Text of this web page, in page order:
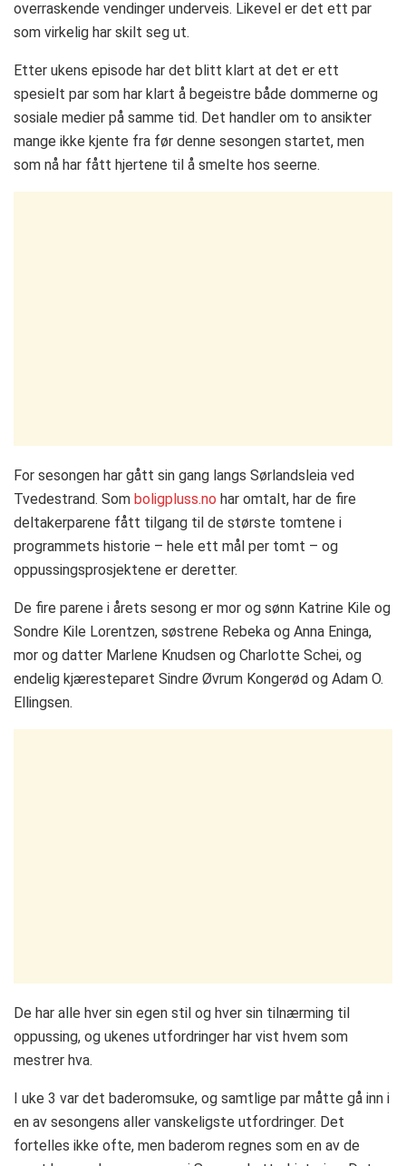
overraskende vendinger underveis. Likevel er det ett par
som virkelig har skilt seg ut.
Etter ukens episode har det blitt klart at det er ett
spesielt par som har klart å begeistre både dommerne og
sosiale medier på samme tid. Det handler om to ansikter
mange ikke kjente fra før denne sesongen startet, men
som nå har fått hjertene til å smelte hos seerne.
For sesongen har gått sin gang langs Sørlandsleia ved
Tvedestrand. Som boligpluss.no har omtalt, har de fire
deltakerparene fått tilgang til de største tomtene i
programmets historie – hele ett mål per tomt – og
oppussingsprosjektene er deretter.
De fire parene i årets sesong er mor og sønn Katrine Kile og
Sondre Kile Lorentzen, søstrene Rebeka og Anna Eninga,
mor og datter Marlene Knudsen og Charlotte Schei, og
endelig kjæresteparet Sindre Øvrum Kongerød og Adam O.
Ellingsen.
De har alle hver sin egen stil og hver sin tilnærming til
oppussing, og ukenes utfordringer har vist hvem som
mestrer hva.
I uke 3 var det baderomsuke, og samtlige par måtte gå inn i
en av sesongens aller vanskeligste utfordringer. Det
fortelles ikke ofte, men baderom regnes som en av de